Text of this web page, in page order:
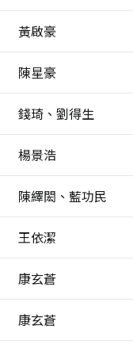
黃啟豪
陳星豪
錢琦、劉得生
楊景浩
陳繹閎、藍功民
王依潔
康玄蒼
康玄蒼